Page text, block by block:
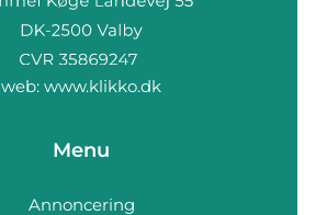
web: www.klikko.dk
Menu
Annoncering